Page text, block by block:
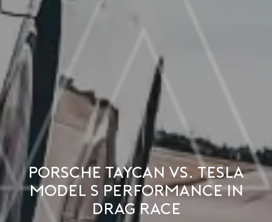
Porsche Taycan vs. Tesla
Model S Performance in
drag race